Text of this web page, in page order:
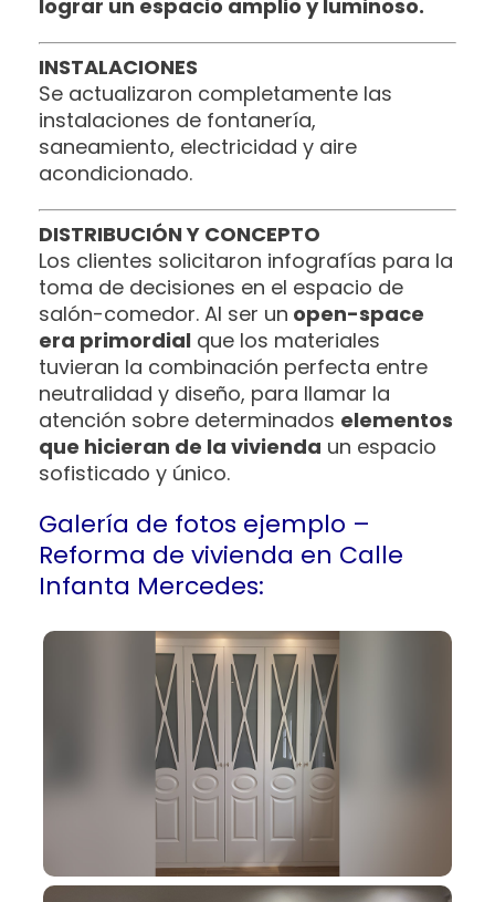
lograr un espacio amplio y luminoso.
INSTALACIONES
Se actualizaron completamente las
instalaciones de fontanería,
saneamiento, electricidad y aire
acondicionado.
DISTRIBUCIÓN Y CONCEPTO
Los clientes solicitaron infografías para la
toma de decisiones en el espacio de
salón-comedor. Al ser un open-space
era primordial que los materiales
tuvieran la combinación perfecta entre
neutralidad y diseño, para llamar la
atención sobre determinados elementos
que hicieran de la vivienda un espacio
sofisticado y único.
Galería de fotos ejemplo –
Reforma de vivienda en Calle
Infanta Mercedes: